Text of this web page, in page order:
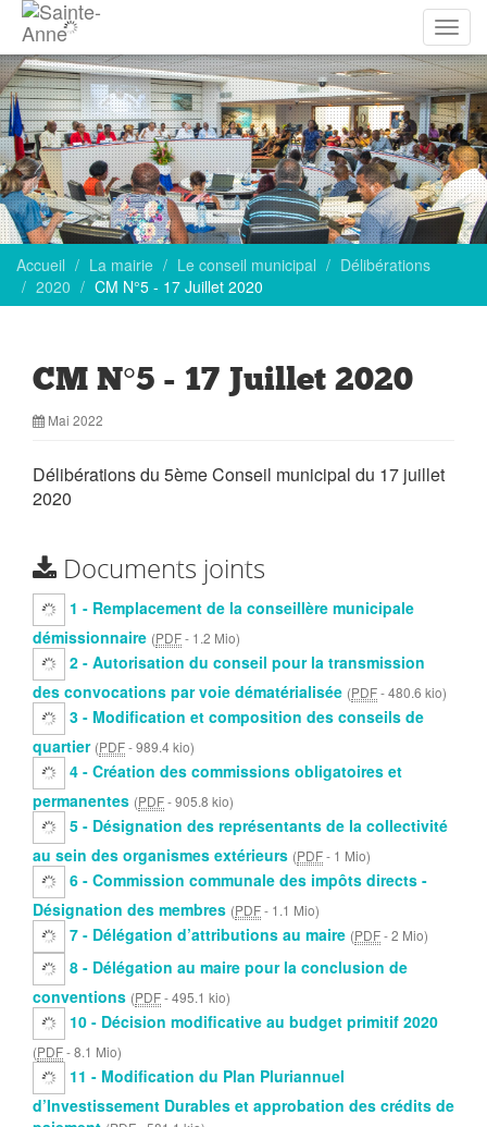
la
Accueil La mairie Le conseil municipal
Délibérations
2020
CM N°5 - 17 Juillet 2020
CM N°5 - 17 Juillet 2020
Mai 2022
Délibérations du 5ème Conseil municipal du 17 juillet
2020
Documents joints
1 - Remplacement de la conseillère municipale
démissionnaire (PDF- 1.2 Mio)
2 - Autorisation du conseil pour la transmission
des convocations par voie dématérialisée (PDF-480.6 kio)
3 - Modification et composition des conseils de
quartier (PDF-989.4 kio)
4 - Création des commissions obligatoires et
permanentes (PDF-905.8 kio)
5 - Désignation des représentants de la collectivité
au sein des organismes extérieurs (PDF- 1 Mio)
6 - Commission communale des impôts directs -
Désignation des membres (PDF- 1.1 Mio)
7 - Délégation d’attributions au maire (PDF-2 Mio)
8 - Délégation au maire pour la conclusion de
conventions (PDF-495.1 kio)
10 - Décision modificative au budget primitif 2020
(PDF-8.1 Mio)
11 - Modification du Plan Pluriannuel
d’Investissement Durables et approbation des crédits de